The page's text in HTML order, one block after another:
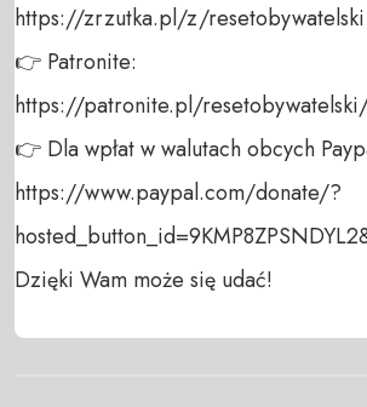
https://zrzutka.pl/z/resetobywatelski
👉 Patronite:
https://patronite.pl/
👉 Dla wpłat w walutach obcych
https://www.paypal.com/donate/?
Dzięki Wam może się udać!